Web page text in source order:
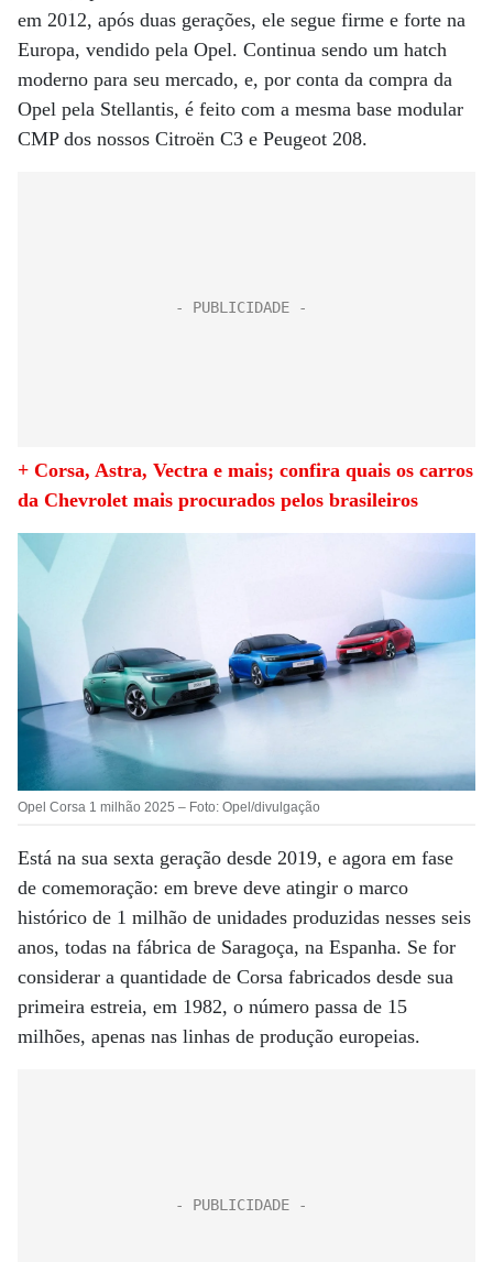
em 2012, após duas gerações, ele segue firme e forte na
Europa, vendido pela Opel. Continua sendo um hatch
moderno para seu mercado, e, por conta da compra da
Opel pela Stellantis, é feito com a mesma base modular
CMP dos nossos Citroën C3 e Peugeot 208.
+ Corsa, Astra, Vectra e mais; confira quais os carros
da Chevrolet mais procurados pelos brasileiros
Opel Corsa 1 milhão 2025 – Foto: Opel/divulgação
Está na sua sexta geração desde 2019, e agora em fase
de comemoração: em breve deve atingir o marco
histórico de 1 milhão de unidades produzidas nesses seis
anos, todas na fábrica de Saragoça, na Espanha. Se for
considerar a quantidade de Corsa fabricados desde sua
primeira estreia, em 1982, o número passa de 15
milhões, apenas nas linhas de produção europeias.